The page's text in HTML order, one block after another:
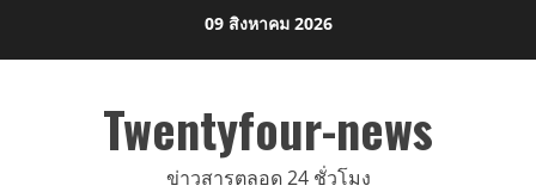
09 สิงหาคม 2026
Twentyfour-news
ข่าวสารตลอด 24 ชั่วโมง